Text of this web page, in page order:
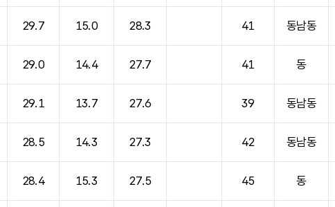
29.7 15.0 28.3 41 동남동
29.0 14.4 27.7 41 동
29.1 13.7 27.6 39 동남동
28.5 14.3 27.3 42 동남동
28.4 15.3 27.5 45 동